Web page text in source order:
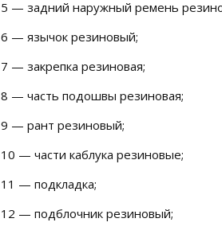
5 — задний наружный ремень
6 — язычок резиновый;
7 — закрепка резиновая;
8 — часть подошвы резиновая;
9 — рант резиновый;
10 — части каблука резиновые;
11 — подкладка;
12 — подблочник резиновый;